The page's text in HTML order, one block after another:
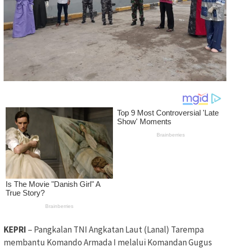
KEPRI – Pangkalan TNI Angkatan Laut (Lanal) Tarempa
membantu Komando Armada I melalui Komandan Gugus